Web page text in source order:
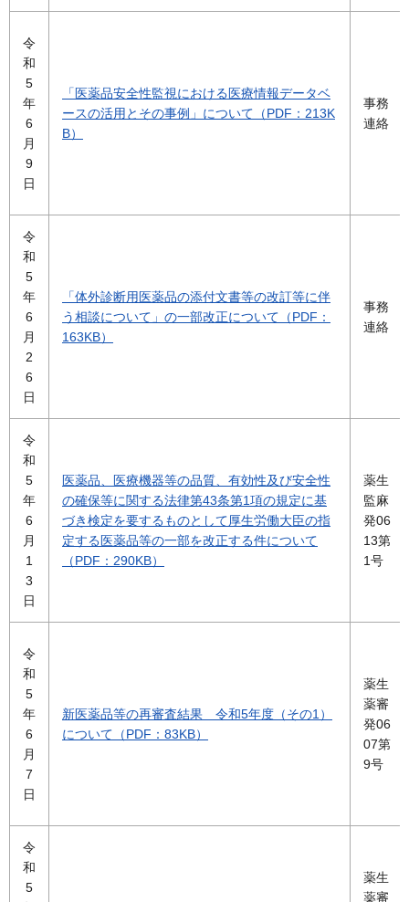
令
和
5
年
6
月
9
日
「医薬品安全性監視における医療情報データベ
ースの活用とその事例」について（PDF：213K
B）
事務
連絡
令
和
5
年
6
月
2
6
日
「体外診断用医薬品の添付文書等の改訂等に伴
う相談について」の一部改正について（PDF：
163KB）
事務
連絡
令
和
5
年
6
月
1
3
日
医薬品、医療機器等の品質、有効性及び安全性
の確保等に関する法律第43条第1項の規定に基
づき検定を要するものとして厚生労働大臣の指
定する医薬品等の一部を改正する件について
（PDF：290KB）
薬生
監麻
発06
13第
1号
令
和
5
年
6
月
7
日
新医薬品等の再審査結果 令和5年度（その1）
について（PDF：83KB）
薬生
薬審
発06
07第
9号
令
和
5
薬生
薬審